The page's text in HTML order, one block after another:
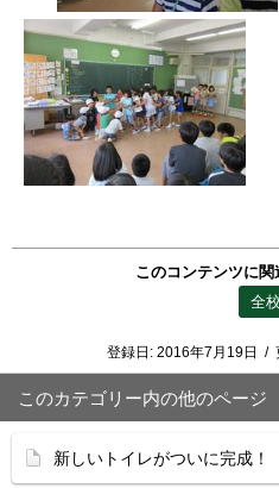
このコンテンツに
全校
登録日: 2016年7月19日 /
このカテゴリー内の他のページ
新しいトイレがついに完成！